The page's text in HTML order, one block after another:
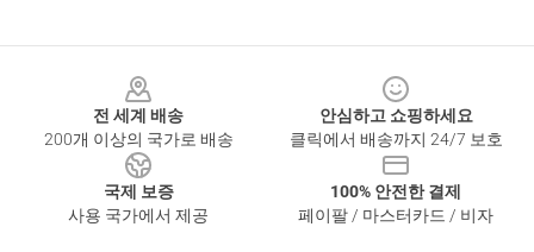
전 세계 배송
200개 이상의 국가로 배송
안심하고 쇼핑하세요
클릭에서 배송까지 24/7 보호
국제 보증
사용 국가에서 제공
100% 안전한 결제
페이팔 / 마스터카드 / 비자